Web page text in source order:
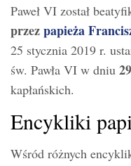
Paweł VI został
przezpapieża
25 stycznia 2019 r.
św. Pawła VI w dniu
kapłańskich.
Encykliki
Wśród różnych